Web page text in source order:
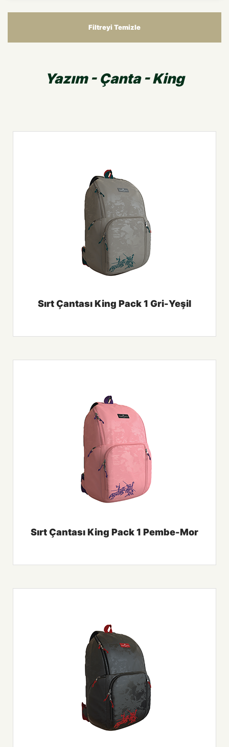
Filtreyi Temizle
Yazım - Çanta - King
Sırt Çantası King Pack 1 Gri-Yeşil
Sırt Çantası King Pack 1 Pembe-Mor